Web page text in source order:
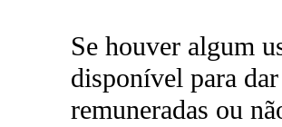
Se houver algum
disponível para
remuneradas ou